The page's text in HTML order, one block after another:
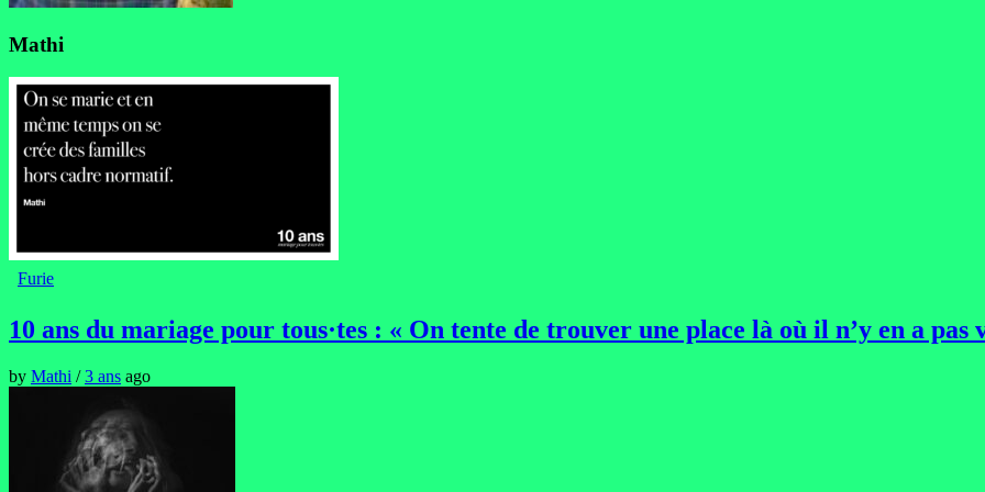
Mathi
Furie
10 ans du mariage pour tous·tes : « On tente de trouver une place là où il n’y en a
by Mathi /3 ans ago